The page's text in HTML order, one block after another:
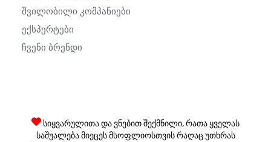
Შვილობილი Კომპანიები
Ექსპერტები
Ჩვენი Ბრენდი
სიყვარულითა და ვნებით შექმნილი, რათა ყველას
საშუალება მიეცეს მსოფლიოსთვის რაღაც უთხრას